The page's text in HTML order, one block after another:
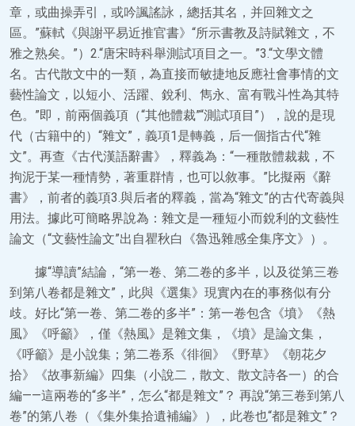
章，或曲操弄引，或吟諷謠詠，總括其名，并回雜文之
區。”蘇軾《與謝平易近推官書》“所示書教及詩賦雜文，不
雅之熟矣。”）2.“唐宋時科舉測試項目之一。”3.“文學文體
名。古代散文中的一類，為直接而敏捷地反應社會事情的文
藝性論文，以短小、活躍、銳利、雋永、富有戰斗性為其特
色。”即，前兩個義項（“其他體裁”“測試項目”），說的是現
代（古籍中的）“雜文”，義項1是轉義，后一個指古代“雜
文”。再查《古代漢語辭書》，釋義為：“一種散體裁裁，不
拘泥于某一種情勢，著重群情，也可以敘事。”比擬兩《辭
書》，前者的義項3.與后者的釋義，當為“雜文”的古代寄義與
用法。據此可簡略界說為：雜文是一種短小而銳利的文藝性
論文（“文藝性論文”出自瞿秋白《魯迅雜感全集序文》）。
據“導讀”結論，“第一卷、第二卷的多半，以及從第三卷
到第八卷都是雜文”，此與《選集》現實內在的事務似有分
歧。好比“第一卷、第二卷的多半”：第一卷包含《墳》《熱
風》《呼籲》，僅《熱風》是雜文集，《墳》是論文集，
《呼籲》是小說集；第二卷系《徘徊》《野草》《朝花夕
拾》《故事新編》四集（小說二，散文、散文詩各一）的合
編——這兩卷的“多半”，怎么“都是雜文”？ 再說“第三卷到第八
卷”的第八卷（《集外集拾遺補編》），此卷也“都是雜文”？